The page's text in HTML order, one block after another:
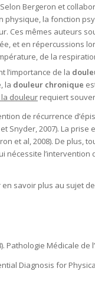
Bergeron et
physique, la fonction
Ces mêmes auteurs
et en répercussions
de la
l’importance de la
la douleur chronique
douleur requiert
de récurrence
Snyder, 2007). La prise
et al, 2008). De plus,
nécessite l’intervention
en savoir plus au sujet
Pathologie Médicale de
Diagnosis for